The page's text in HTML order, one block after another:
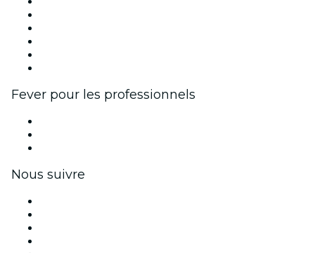
Fever pour les professionnels
Nous suivre